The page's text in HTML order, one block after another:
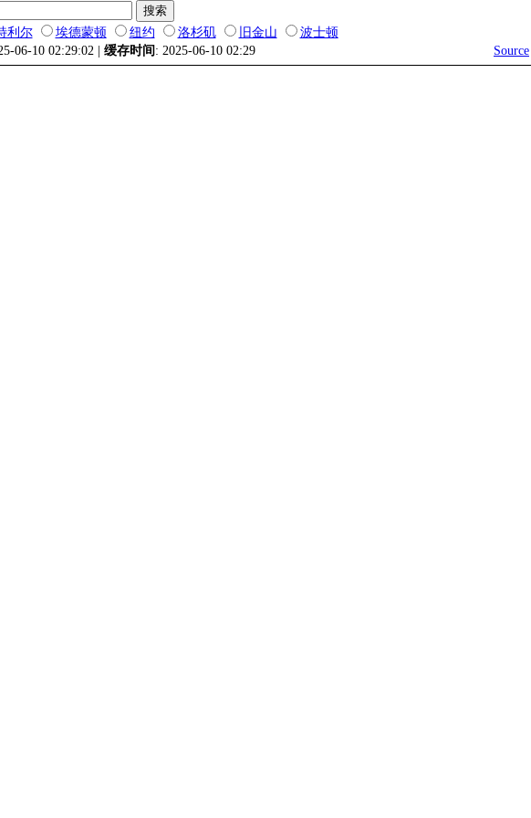
利尔 埃德蒙顿 纽约 洛杉矶 旧金山
波士顿
06-10 02:29:02 | 缓存时间 : 2025-06-10 02:29 Source